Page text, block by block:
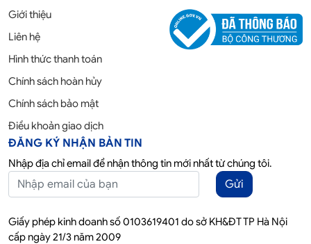
Giới thiệu
Liên hệ
Hình thức thanh toán
Chính sách hoàn hủy
Chính sách bảo mật
Điều khoản giao dịch
ĐĂNG KÝ NHẬN BẢN TIN
Nhập địa chỉ email để nhận thông tin mới nhất từ chúng tôi.
Gửi
Giấy phép kinh doanh số 0103619401 do sở KH&ĐT TP Hà Nội
cấp ngày 21/3 năm 2009